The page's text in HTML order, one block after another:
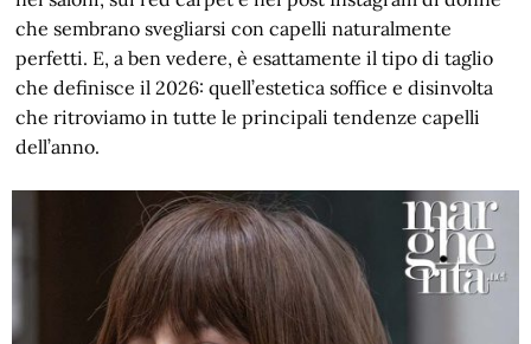
che sembrano svegliarsi con capelli naturalmente
perfetti. E, a ben vedere, è esattamente il tipo di taglio
che definisce il 2026: quell’estetica soffice e disinvolta
che ritroviamo in tutte le principali tendenze capelli
dell’anno.